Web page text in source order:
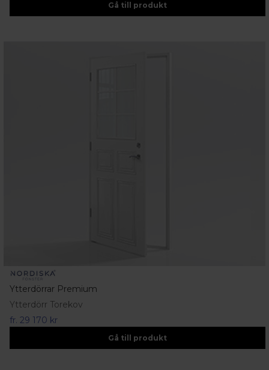
Gå till produkt
Ytterdörrar Premium
Ytterdörr Torekov
fr. 29 170 kr
Gå till produkt